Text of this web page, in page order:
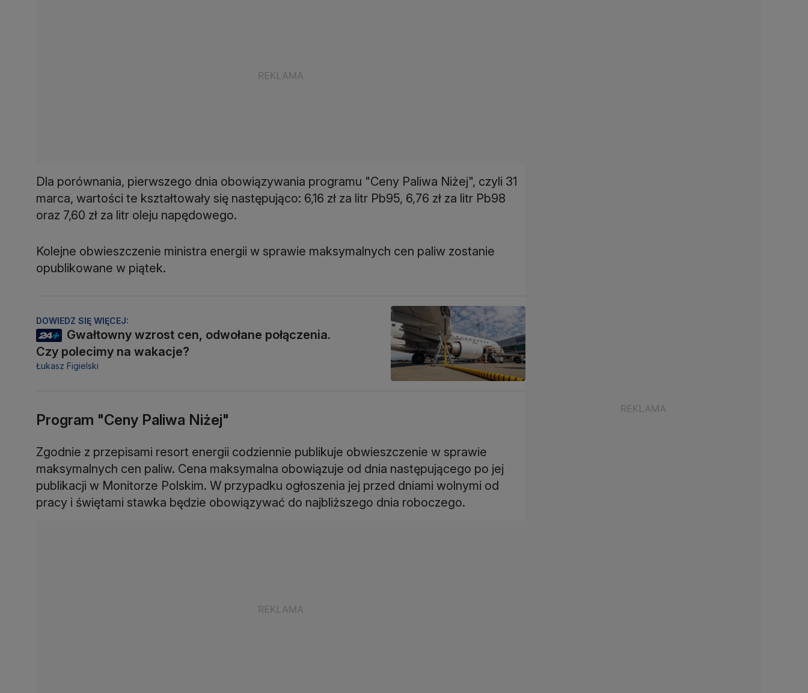
Dla porównania, pierwszego dnia obowiązywania programu "Ceny Paliwa Niżej", czyli 31
marca, wartości te kształtowały się następująco: 6,16 zł za litr Pb95, 6,76 zł za litr Pb98
oraz 7,60 zł za litr oleju napędowego.
Kolejne obwieszczenie ministra energii w sprawie maksymalnych cen paliw zostanie
opublikowane w piątek.
DOWIEDZ SIĘ WIĘCEJ:
Gwałtowny wzrost cen, odwołane połączenia.
Czy polecimy na wakacje?
Łukasz Figielski
Program "Ceny Paliwa Niżej"
Zgodnie z przepisami resort energii codziennie publikuje obwieszczenie w sprawie
maksymalnych cen paliw. Cena maksymalna obowiązuje od dnia następującego po jej
publikacji w Monitorze Polskim. W przypadku ogłoszenia jej przed dniami wolnymi od
pracy i świętami stawka będzie obowiązywać do najbliższego dnia roboczego.